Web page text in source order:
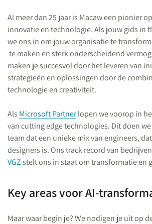
Al meer dan 25 jaar is Macaw een pionier
innovatie en technologie. Als jouw gids in
we ons in om jouw organisatie te
te maken en sterk onderscheidend
maken je succesvol door het leveren van
strategieën en oplossingen door de
technologie en creativiteit.
Als Microsoft Partnerlopen we voorop in
van cutting edge technologies. Dit doen
team dat een unieke mix van engineers,
designers is. Ons track record van
VGZstelt ons in staat om transformatie en
Key areas voor AI-
Maar waar begin je? We nodigen je uit op